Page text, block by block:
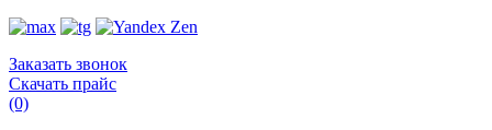
Заказать звонок
Скачать прайс
(0)